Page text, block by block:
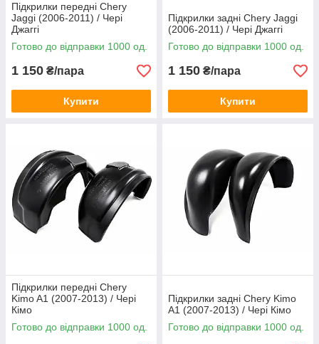
Підкрилки передні Chery
Jaggi (2006-2011) / Чері
Джаггі
Готово до відправки 1000 од.
1 150 ₴/пара
Купити
Підкрилки задні Chery Jaggi
(2006-2011) / Чері Джаггі
Готово до відправки 1000 од.
1 150 ₴/пара
Купити
Підкрилки передні Chery
Kimo A1 (2007-2013) / Чері
Кімо
Готово до відправки 1000 од.
Підкрилки задні Chery Kimo
A1 (2007-2013) / Чері Кімо
Готово до відправки 1000 од.